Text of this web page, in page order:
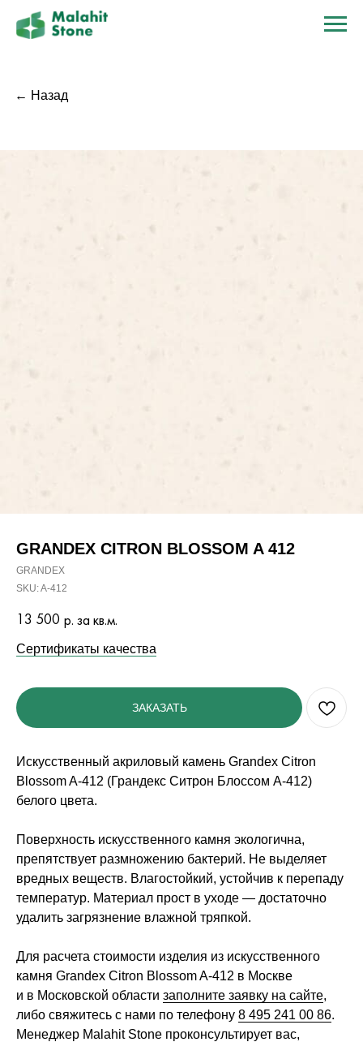
← Назад
GRANDEX CITRON BLOSSOM A 412
GRANDEX
SKU:A-412
13 500 р. за кв.м.
Сертификаты качества
ЗАКАЗАТЬ
Искусственный акриловый камень Grandex Citron
Blossom A-412 (Грандекс Ситрон Блоссом А-412)
белого цвета.
Поверхность искусственного камня экологична,
препятствует размножению бактерий. Не выделяет
вредных веществ. Влагостойкий, устойчив к перепаду
температур. Материал прост в уходе — достаточно
удалить загрязнение влажной тряпкой.
Для расчета стоимости изделия из искусственного
камня Grandex Citron Blossom A-412 в Москве
и в Московской области заполните заявку на сайте,
либо свяжитесь с нами по телефону 8 495 241 00 86.
Менеджер Malahit Stone проконсультирует вас,